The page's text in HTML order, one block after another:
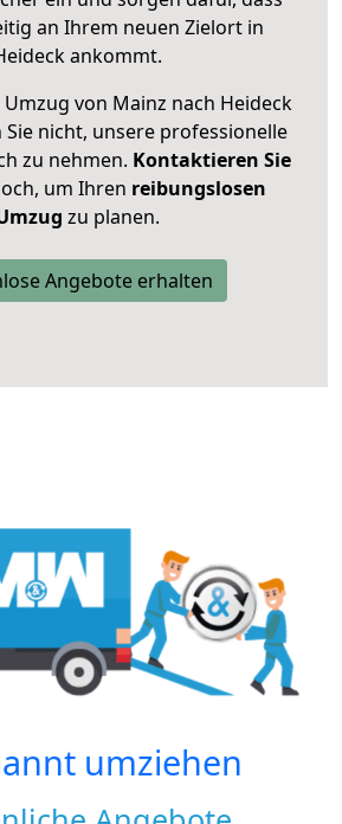
an Ihrem neuen Zielort in
ankommt.
Umzug von Mainz nach Heideck
nicht, unsere professionelle
zu nehmen. Kontaktieren Sie
um Ihren reibungslosen
zu planen.
Angebote erhalten
umziehen